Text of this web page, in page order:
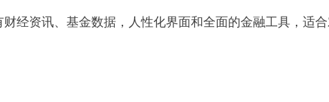
经资讯、基金数据，人性化界面和全面的金融工具，适